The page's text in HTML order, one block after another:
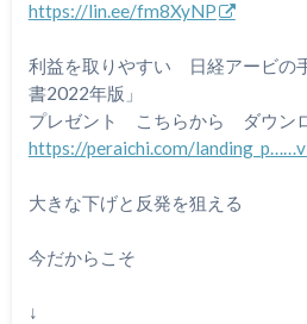
https://lin.ee/fm8XyNP
利益を取りやすい 日経アービの
書2022年版」
プレゼント こちらから ダウン
https://peraichi.com/
大きな下げと反発を狙える
今だからこそ
↓